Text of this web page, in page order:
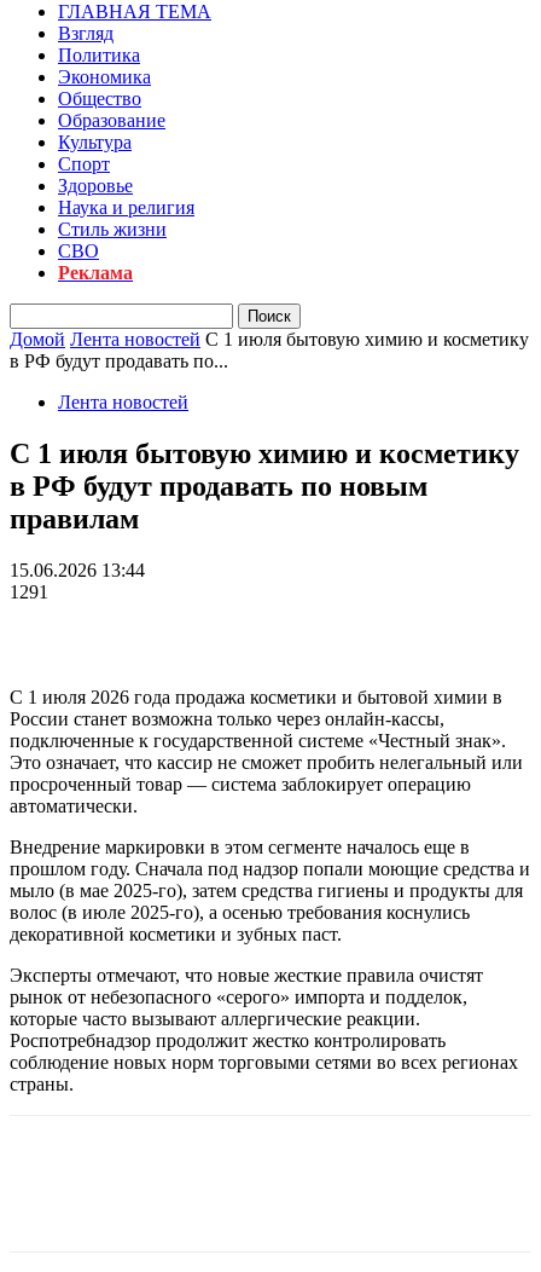
ГЛАВНАЯ ТЕМА
Взгляд
Политика
Экономика
Общество
Образование
Культура
Спорт
Здоровье
Наука и религия
Стиль жизни
СВО
Реклама
Домой Лента новостей С 1 июля бытовую химию и косметику
в РФ будут продавать по...
Лента новостей
С 1 июля бытовую химию и косметику
в РФ будут продавать по новым
правилам
15.06.2026 13:44
1291
С 1 июля 2026 года продажа косметики и бытовой химии в
России станет возможна только через онлайн-кассы,
подключенные к государственной системе «Честный знак».
Это означает, что кассир не сможет пробить нелегальный или
просроченный товар — система заблокирует операцию
автоматически.
Внедрение маркировки в этом сегменте началось еще в
прошлом году. Сначала под надзор попали моющие средства и
мыло (в мае 2025-го), затем средства гигиены и продукты для
волос (в июле 2025-го), а осенью требования коснулись
декоративной косметики и зубных паст.
Эксперты отмечают, что новые жесткие правила очистят
рынок от небезопасного «серого» импорта и подделок,
которые часто вызывают аллергические реакции.
Роспотребнадзор продолжит жестко контролировать
соблюдение новых норм торговыми сетями во всех регионах
страны.